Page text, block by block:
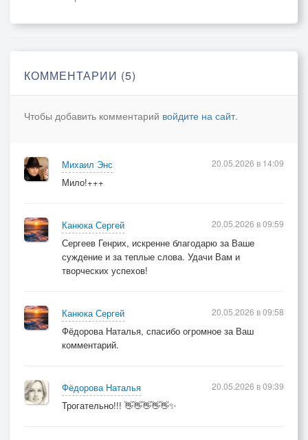
Знай, моя радость, мы ценим тебя!
Хочется очень, от чувств к тебе млея,
КОММЕНТАРИИ (5)
Чтобы добавить комментарий войдите на сайт.
Михаил Энс
Мило!+++
20.05.2026 в 14:09
Канюка Сергей
Сергеев Генрих, искренне благодарю за Ваше
суждение и за теплые слова. Удачи Вам и
творческих успехов!
20.05.2026 в 09:59
Канюка Сергей
Фёдорова Наталья, спасибо огромное за Ваш
комментарий.
20.05.2026 в 09:58
Фёдорова Наталья
Трогательно!!! 👋👋👋👋👋✨
20.05.2026 в 09:39